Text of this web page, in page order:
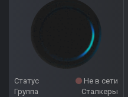
Статус
Не в сети
Группа
Сталкеры